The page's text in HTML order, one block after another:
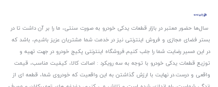
سال‌ها حضور معتبر در بازار قطعات یدکی خودرو به صورت سنتی، ما را بر آن داشت تا در
بستر فضای مجازی و فروش اینترنتی نیز در خدمت شما مشتریان عزیز باشیم، باشد که
در این مسیر رضایت شما را جلب کنیم.فروشگاه اینترنتی پکیج خودرو در جهت تهیه و
توزیع قطعات یدکی خودرو با توجه به سه رویکرد : اصالت کالا، کیفیت مناسب، قیمت
واقعی و درست.در نهایت با ارزش گذاشتن به این واقعیت که خودروی شما، قطعه ای از